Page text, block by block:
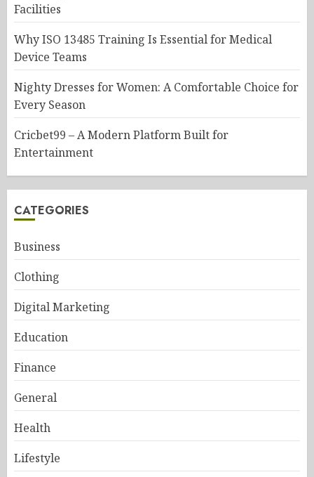
Facilities
Why ISO 13485 Training Is Essential for Medical
Device Teams
Nighty Dresses for Women: A Comfortable Choice for
Every Season
Cricbet99 – A Modern Platform Built for
Entertainment
CATEGORIES
Business
Clothing
Digital Marketing
Education
Finance
General
Health
Lifestyle